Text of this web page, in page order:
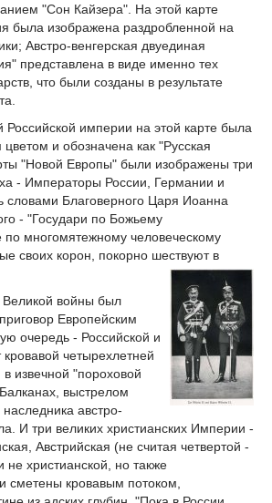
"Сон Кайзера". На этой карте
была изображена раздробленной на
Австро-венгерская двуединая
представлена в виде именно тех
что были созданы в результате
империи на этой карте была
и обозначена как "Русская
"Новой Европы" были изображены три
- Императоры России, Германии и
словами Благоверного Царя Иоанна
- "Государи по Божьему
многомятежному человеческому
своих корон, покорно шествуют в
Великой войны был
Европейским
очередь - Российской и
четырехлетней
извечной "пороховой
выстрелом
австро-
И три великих христианских Империи -
Австрийская (не считая четвертой -
не христианской, но также
сметены кровавым потоком,